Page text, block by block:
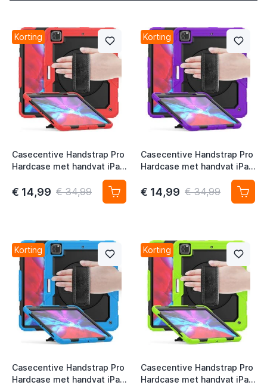
Korting
Casecentive Handstrap Pro
Hardcase met handvat iPad
Pro 12.9" 2022 / 2021 /
2020 / 2018 rood
€ 14,99 € 34,99
Korting
Casecentive Handstrap Pro
Hardcase met handvat iPad
Pro 12.9" 2022 / 2021 /
2020 / 2018 paars
€ 14,99 € 34,99
Korting
Casecentive Handstrap Pro
Hardcase met handvat iPad
Korting
Casecentive Handstrap Pro
Hardcase met handvat iPad